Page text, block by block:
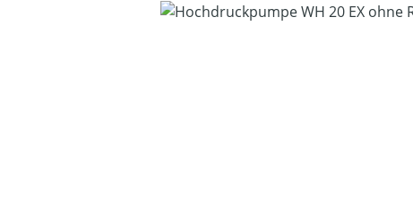
Bildergalerie überspringen